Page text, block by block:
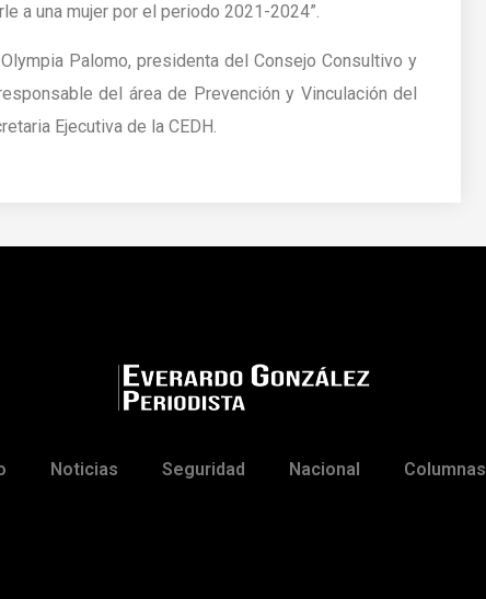
a una mujer por el periodo 2021-2024”.
Palomo, presidenta del Consejo Consultivo y
del área de Prevención y Vinculación del
Ejecutiva de la CEDH.
Noticias Seguridad Nacional Columnas